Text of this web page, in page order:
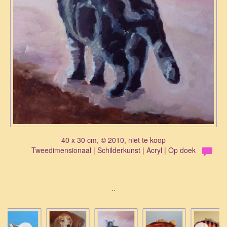
40 x 30 cm, © 2010, niet te koop
Tweedimensionaal | Schilderkunst | Acryl | Op doek
..